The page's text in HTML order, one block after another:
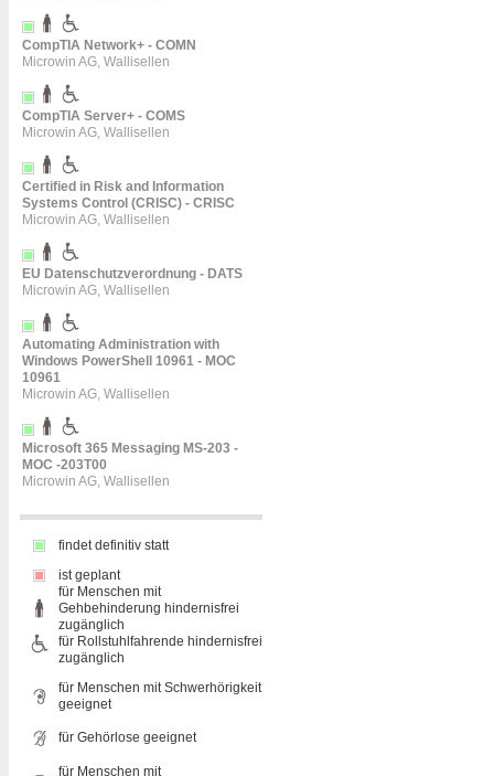
CompTIA Network+ - COMN
Microwin AG, Wallisellen
CompTIA Server+ - COMS
Microwin AG, Wallisellen
Certified in Risk and Information
Systems Control (CRISC) - CRISC
Microwin AG, Wallisellen
EU Datenschutzverordnung - DATS
Microwin AG, Wallisellen
Automating Administration with
Windows PowerShell 10961 - MOC
10961
Microwin AG, Wallisellen
Microsoft 365 Messaging MS-203 -
MOC -203T00
Microwin AG, Wallisellen
findet definitiv statt
ist geplant
für Menschen mit
Gehbehinderung hindernisfrei
zugänglich
für Rollstuhlfahrende hindernisfrei
zugänglich
für Menschen mit Schwerhörigkeit
geeignet
für Gehörlose geeignet
für Menschen mit